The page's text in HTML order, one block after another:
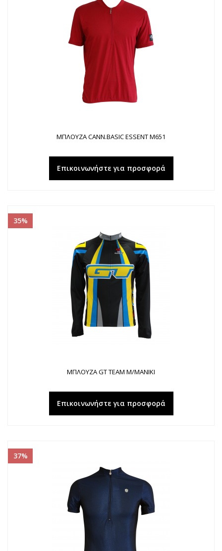
ΜΠΛΟΥΖΑ CANN.BASIC ESSENΤ Μ651
Επικοινωνήστε για προσφορά
35%
ΜΠΛΟΥΖΑ GT ΤΕΑΜ Μ/ΜΑΝΙΚΙ
Επικοινωνήστε για προσφορά
37%